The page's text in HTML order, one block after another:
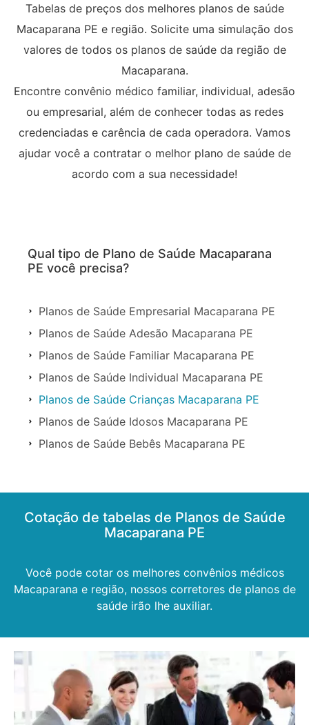
Tabelas de preços dos melhores planos de saúde
Macaparana PE e região. Solicite uma simulação dos
valores de todos os planos de saúde da região de
Macaparana.
Encontre convênio médico familiar, individual, adesão
ou empresarial, além de conhecer todas as redes
credenciadas e carência de cada operadora. Vamos
ajudar você a contratar o melhor plano de saúde de
acordo com a sua necessidade!
Qual tipo de Plano de Saúde Macaparana
PE você precisa?
Planos de Saúde Empresarial Macaparana PE
Planos de Saúde Adesão Macaparana PE
Planos de Saúde Familiar Macaparana PE
Planos de Saúde Individual Macaparana PE
Planos de Saúde Crianças Macaparana PE
Planos de Saúde Idosos Macaparana PE
Planos de Saúde Bebês Macaparana PE
Cotação de tabelas de Planos de Saúde
Macaparana PE
Você pode cotar os melhores convênios médicos
Macaparana e região, nossos corretores de planos de
saúde irão lhe auxiliar.